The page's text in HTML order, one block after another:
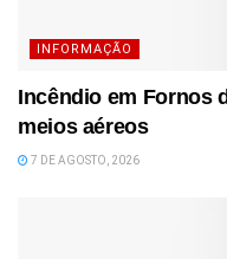
INFORMAÇÃO
Incêndio em Fornos
meios aéreos
7 DE AGOSTO, 2026